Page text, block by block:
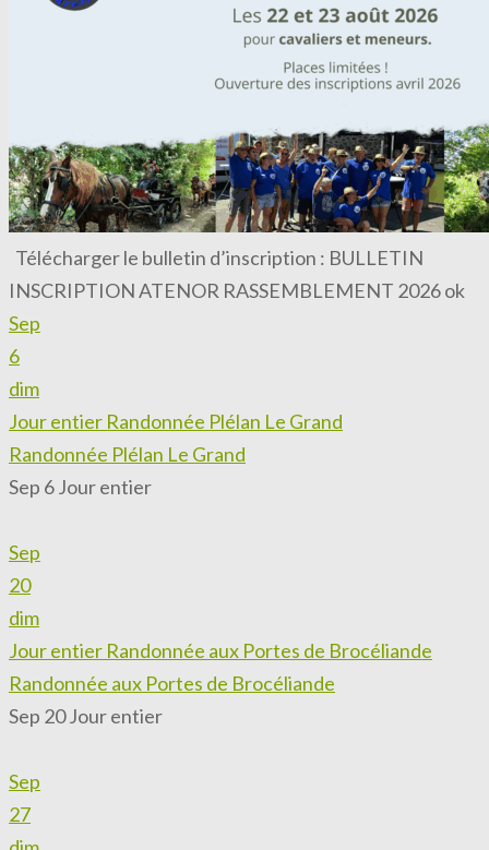
Télécharger le bulletin d’inscription : BULLETIN
INSCRIPTION ATENOR RASSEMBLEMENT 2026 ok
Sep
6
dim
Jour entier Randonnée Plélan Le Grand
Randonnée Plélan Le Grand
Sep 6Jour entier
Sep
20
dim
Jour entier Randonnée aux Portes de Brocéliande
Randonnée aux Portes de Brocéliande
Sep 20Jour entier
Sep
27